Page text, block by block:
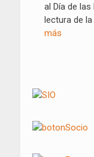
al Día de
lectura de
más